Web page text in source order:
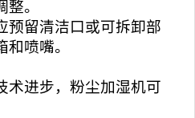
。
预留清洁口或可拆卸部
喷嘴。
术进步，粉尘加湿机可